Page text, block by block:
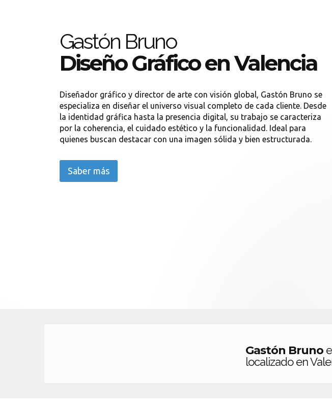
Gastón Bruno
Diseño Gráfico en Valencia
Diseñador gráfico y director de arte con visión global, Gastón Bruno se
especializa en diseñar el universo visual completo de cada cliente. Desde
la identidad gráfica hasta la presencia digital, su trabajo se caracteriza
por la coherencia, el cuidado estético y la funcionalidad. Ideal para
quienes buscan destacar con una imagen sólida y bien estructurada.
Saber más
Gastón Bruno
localizado en